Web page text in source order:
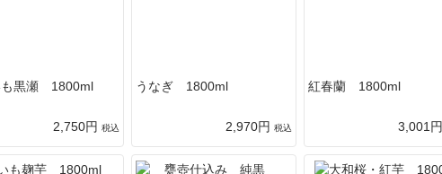
も黒瀬 1800ml
2,750円 税込
うなぎ 1800ml
2,970円 税込
紅春蘭 1800ml
3,001円